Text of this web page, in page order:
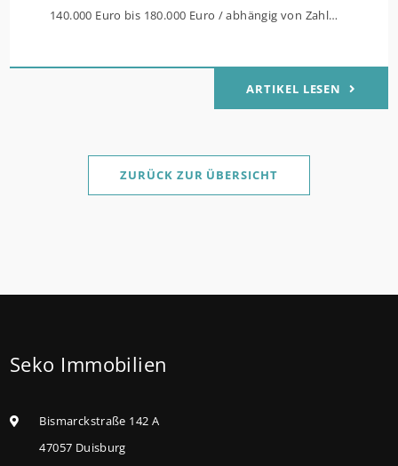
140.000 Euro bis 180.000 Euro / abhängig von Zahl
verbilligt: Heutiger Zins bei 0,53 Prozent effektiv bei
35 Jahren Laufzeit und 10 Jahren Zinsbindung
Sanierung in Einzelmaßnahmen ab sofort möglich
kaufen, die sie selbst bewohnen und sanieren,
höheren Kreditbetrag bei der KfW beantragen. Für
Familien mit einem Kind steigt der
ARTIKEL LESEN
ZURÜCK ZUR ÜBERSICHT
Seko Immobilien
Bismarckstraße 142 A
47057 Duisburg